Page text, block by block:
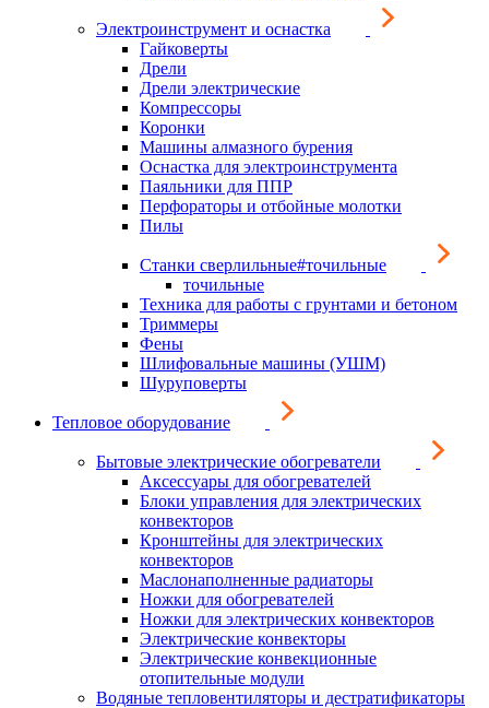
Электроинструмент и оснастка
Гайковерты
Дрели
Дрели электрические
Компрессоры
Коронки
Машины алмазного бурения
Оснастка для электроинструмента
Паяльники для ППР
Перфораторы и отбойные молотки
Пилы
Станки сверлильные#точильные
точильные
Техника для работы с грунтами и бетоном
Триммеры
Фены
Шлифовальные машины (УШМ)
Шуруповерты
Тепловое оборудование
Бытовые электрические обогреватели
Аксессуары для обогревателей
Блоки управления для электрических
конвекторов
Кронштейны для электрических
конвекторов
Маслонаполненные радиаторы
Ножки для обогревателей
Ножки для электрических конвекторов
Электрические конвекторы
Электрические конвекционные
отопительные модули
Водяные тепловентиляторы и дестратификаторы